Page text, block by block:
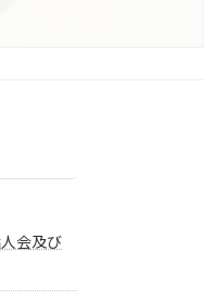
会及び